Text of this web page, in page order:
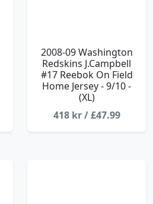
2008-09 Washington
Redskins J.Campbell
#17 Reebok On Field
Home Jersey - 9/10 -
(XL)
418 kr / £47.99